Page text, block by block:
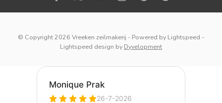
© Copyright 2026 Vreeken zeilmakerij - Powered by Lightspeed -
Lightspeed design by Dyvelopment